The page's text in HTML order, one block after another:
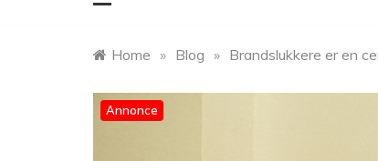
Home » Blog » Brandslukkere er en
Annonce